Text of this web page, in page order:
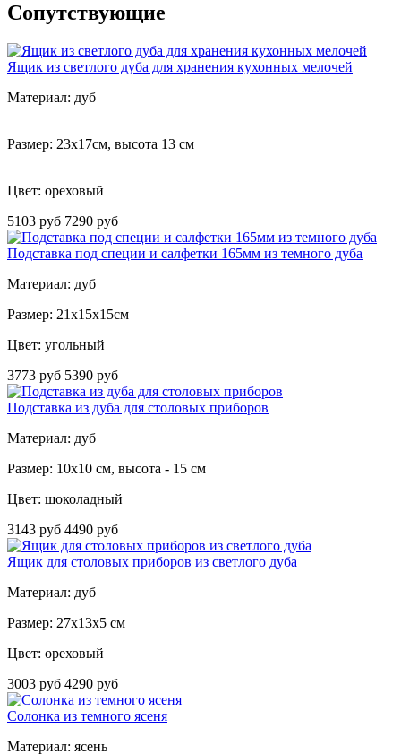
Cопутствующие
Ящик из светлого дуба для хранения кухонных мелочей
Материал: дуб
Размер: 23х17см, высота 13 см
Цвет: ореховый
5103 руб 7290 руб
Подставка под специи и салфетки 165мм из темного дуба
Материал: дуб
Размер: 21х15х15см
Цвет: угольный
3773 руб 5390 руб
Подставка из дуба для столовых приборов
Материал: дуб
Размер: 10x10 см, высота - 15 см
Цвет: шоколадный
3143 руб 4490 руб
Ящик для столовых приборов из светлого дуба
Материал: дуб
Размер: 27x13x5 см
Цвет: ореховый
3003 руб 4290 руб
Солонка из темного ясеня
Материал: ясень